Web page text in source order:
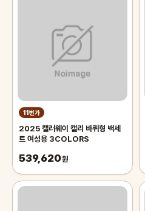
11번가
2025 캘러웨이 캘리 바퀴형 백세
트 여성용 3COLORS
539,620원